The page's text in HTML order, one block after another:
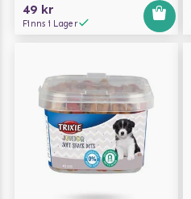
49 kr
Finns i Lager